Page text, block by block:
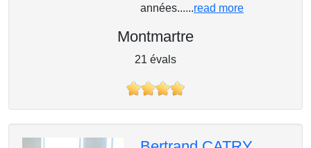
années......read more
Montmartre
21 évals